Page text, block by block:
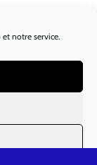
notre service.